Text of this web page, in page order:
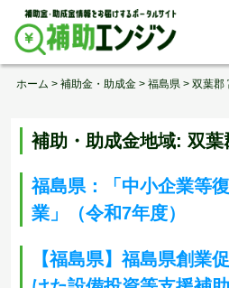
Skip
content
ホーム > 補助金・助成金 > 福島県 > 双葉郡
補助・助成金地域: 双葉
福島県：「中小企業等
業」（令和7年度）
【福島県】福島県創業